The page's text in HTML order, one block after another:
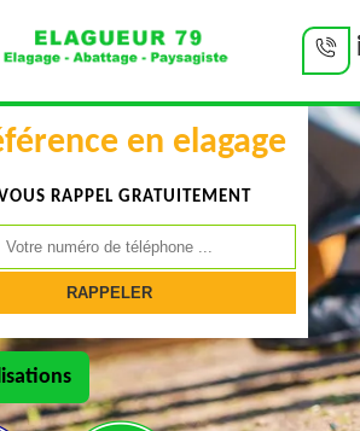
en elagage
RAPPEL GRATUITEMENT